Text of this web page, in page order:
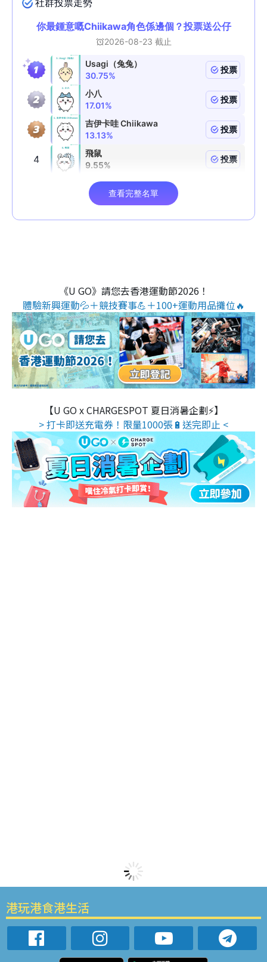
《U GO》請您去香港運動節2026！
體驗新興運動💦＋競技賽事💪＋100+運動用品攤位🔥
【U GO x CHARGESPOT 夏日消暑企劃⚡】
> 打卡即送充電券！限量1000張🔋送完即止 <
港玩港食港生活